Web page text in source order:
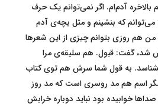
آدم‌ام. اگر نمی‌توانم یک حرف
که بنشینم و مثل بچه‌ی آدم
هم روزی بتوانم چیزی از این شعرها
شد، گفت: قبول. هم سلیقه‌ی مرا
به قول شما سرش هم توی کتاب
اسم هم مد روسری است که مد روز
خوابیده بود نباید دوباره خرابش